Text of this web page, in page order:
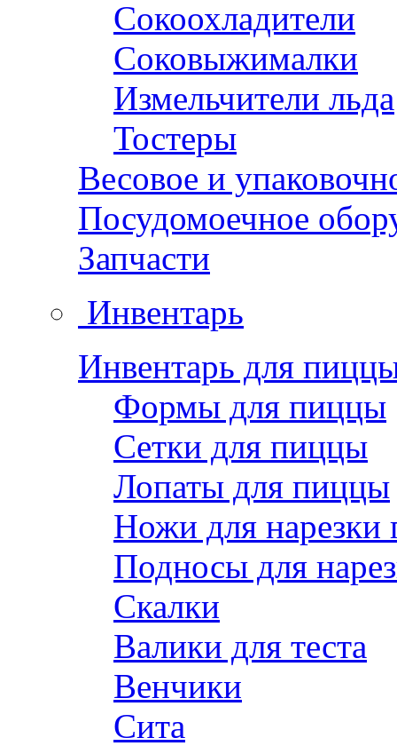
Сокоохладители
Соковыжималки
Измельчители льда
Тостеры
Весовое и
Посудомоечное
Запчасти
Инвентарь
Инвентарь для
Формы для пиццы
Сетки для пиццы
Лопаты для пиццы
Ножи для нарезки
Подносы для
Скалки
Валики для теста
Венчики
Сита